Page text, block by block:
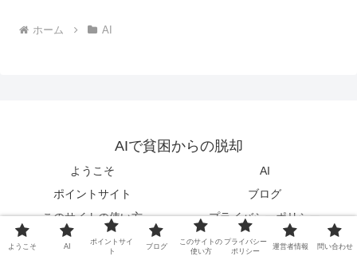
ホーム AI
AIで貧困からの脱却
ようこそ
AI
ポイントサイト
ブログ
このサイトの使い方
プライバシーポリシー
運営者情報
問い合わせ
ようこそ AI
ポイントサイ
ト
ブログ
このサイトの
使い方
プライバシー
ポリシー
運営者情報 問い合わせ